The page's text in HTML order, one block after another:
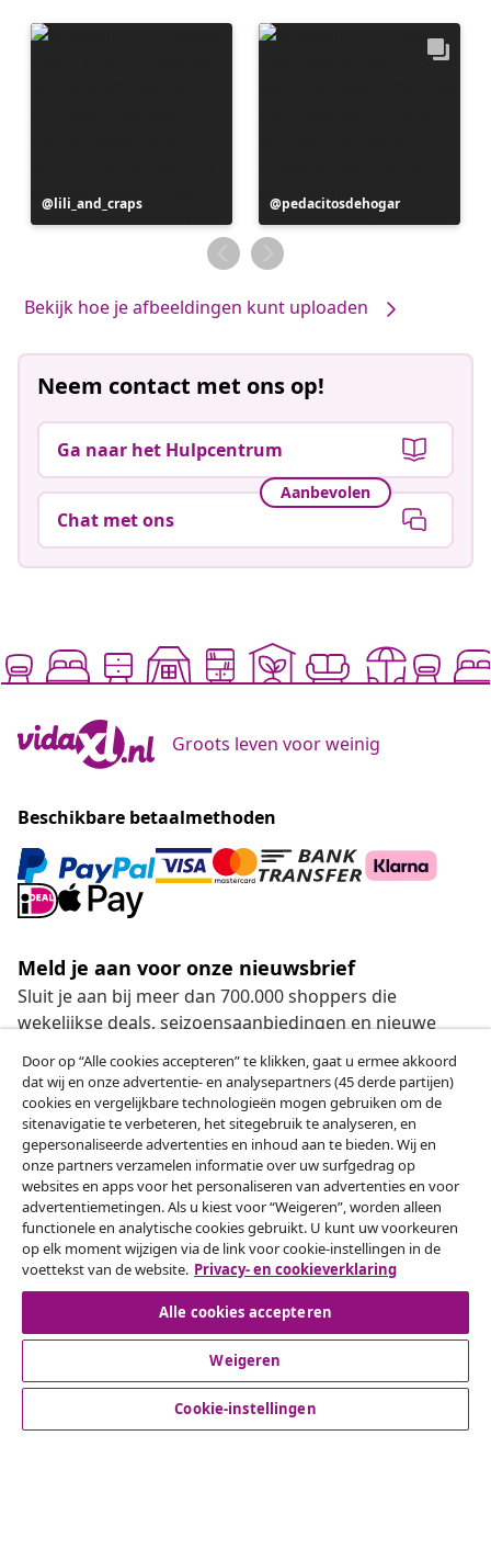
Bericht
gepubliceerd
lili_and_craps
Bericht
gepubliceerd
door
pedacitosdehogar
Bekijk hoe je afbeeldingen kunt uploaden
Neem contact met ons op!
Ga naar het Hulpcentrum
Aanbevolen
Chat met ons
Groots leven voor weinig
Beschikbare betaalmethoden
Meld je aan voor onze nieuwsbrief
Sluit je aan bij meer dan 700.000 shoppers die
wekelijkse deals, seizoensaanbiedingen en nieuwe
Onze sociale media
Herroeping van de overeenkomst
Een annulering voor je bestelling indienen
Herroeping van de overeenkomst
Klantenservice
Door op “Alle cookies accepteren” te klikken, gaat u ermee akkoord
dat wij en onze advertentie- en analysepartners (45 derde partijen)
cookies en vergelijkbare technologieën mogen gebruiken om de
sitenavigatie te verbeteren, het sitegebruik te analyseren, en
gepersonaliseerde advertenties en inhoud aan te bieden. Wij en
onze partners verzamelen informatie over uw surfgedrag op
websites en apps voor het personaliseren van advertenties en voor
advertentiemetingen. Als u kiest voor “Weigeren”, worden alleen
functionele en analytische cookies gebruikt. U kunt uw voorkeuren
op elk moment wijzigen via de link voor cookie-instellingen in de
voettekst van de website. Privacy- en cookieverklaring
Alle cookies accepteren
Weigeren
Cookie-instellingen